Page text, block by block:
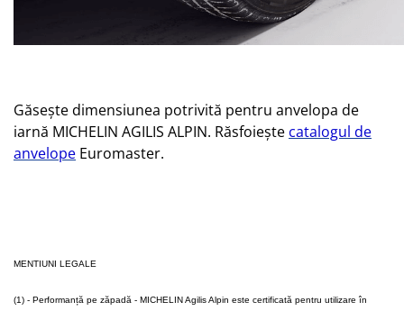
Găsește dimensiunea potrivită pentru anvelopa de
iarnă MICHELIN AGILIS ALPIN. Răsfoiește catalogul de
anvelope Euromaster.
MENTIUNI LEGALE
(1) - Performanță pe zăpadă - MICHELIN Agilis Alpin este certificată pentru utilizare în